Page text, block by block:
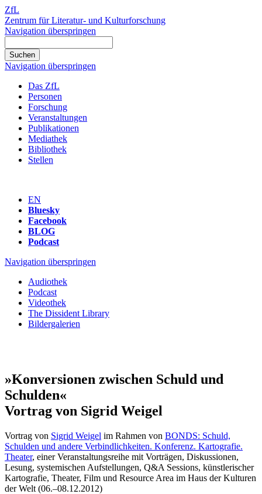
ZfL
Zentrum für Literatur- und Kulturforschung
Navigation überspringen
Navigation überspringen
Das ZfL
Personen
Forschung
Veranstaltungen
Publikationen
Mediathek
Bibliothek
Stellen
EN
Bluesky
Facebook
BLOG
Podcast
Navigation überspringen
Audiothek
Podcast
Videothek
The Dissident Library
Bildergalerien
»Konversionen zwischen Schuld und
Schulden«
Vortrag von Sigrid Weigel
Vortrag von Sigrid Weigel im Rahmen von BONDS: Schuld,
Schulden und andere Verbindlichkeiten. Konferenz. Kartografie.
Theater, einer Veranstaltungsreihe mit Vorträgen, Diskussionen,
Lesung, systemischen Aufstellungen, Q&A Sessions, künstlerischer
Kartografie, Theater, Film und Resource Area im Haus der Kulturen
der Welt (06.–08.12.2012)